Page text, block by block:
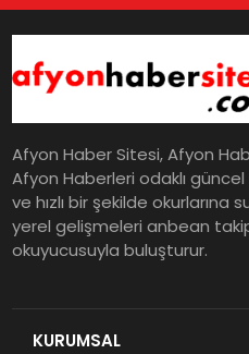
Afyon Haber Sitesi, Afyon
Afyon Haberleri odaklı
ve hızlı bir şekilde okurlarına
yerel gelişmeleri anbean
okuyucusuyla buluşturur.
KURUMSAL